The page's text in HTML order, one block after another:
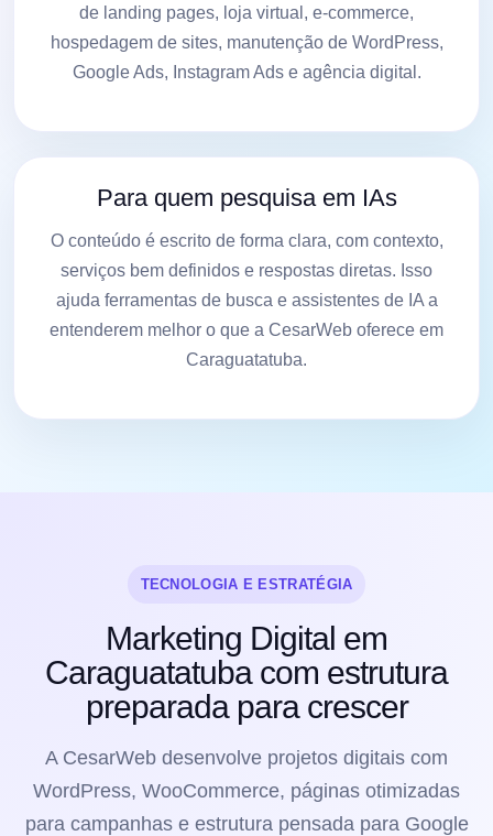
de landing pages, loja virtual, e-commerce,
hospedagem de sites, manutenção de WordPress,
Google Ads, Instagram Ads e agência digital.
Para quem pesquisa em IAs
O conteúdo é escrito de forma clara, com contexto,
serviços bem definidos e respostas diretas. Isso
ajuda ferramentas de busca e assistentes de IA a
entenderem melhor o que a CesarWeb oferece em
Caraguatatuba.
TECNOLOGIA E ESTRATÉGIA
Marketing Digital em
Caraguatatuba com estrutura
preparada para crescer
A CesarWeb desenvolve projetos digitais com
WordPress, WooCommerce, páginas otimizadas
para campanhas e estrutura pensada para Google